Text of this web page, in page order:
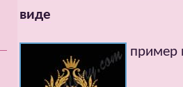
виде
пример